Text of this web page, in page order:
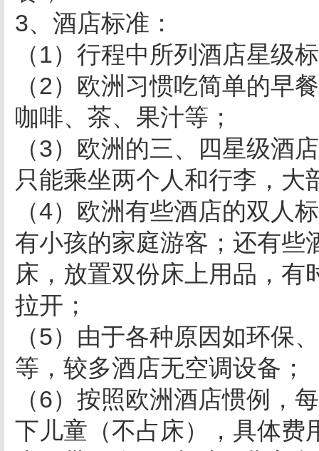
3、酒店标准：
（1）行程中所列酒店星级
（2）欧洲习惯吃简单的早
咖啡、茶、果汁等；
（3）欧洲的三、四星级酒
只能乘坐两个人和行李，大
（4）欧洲有些酒店的双人
有小孩的家庭游客；还有些
床，放置双份床上用品，有
拉开；
（5）由于各种原因如环保
等，较多酒店无空调设备；
（6）按照欧洲酒店惯例，
下儿童（不占床），具体费